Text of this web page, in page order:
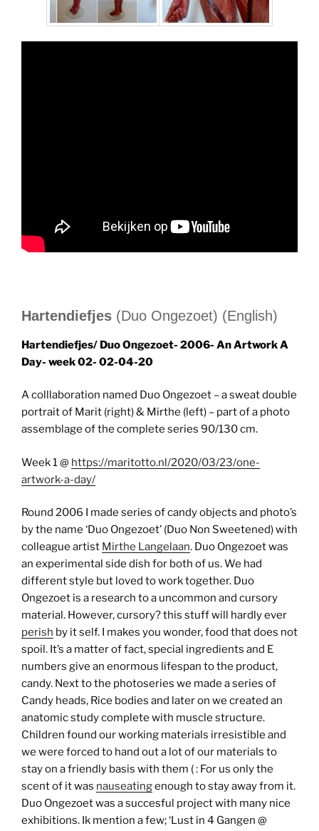
Hartendiefjes (Duo Ongezoet) (English)
Hartendiefjes/ Duo Ongezoet- 2006- An Artwork A
Day- week 02- 02-04-20
A colllaboration named Duo Ongezoet – a sweat double
portrait of Marit (right) & Mirthe (left) – part of a photo
assemblage of the complete series 90/130 cm.
Week 1 @ https://maritotto.nl/2020/03/23/one-
artwork-a-day/
Round 2006 I made series of candy objects and photo’s
by the name ‘Duo Ongezoet’ (Duo Non Sweetened) with
colleague artist Mirthe Langelaan. Duo Ongezoet was
an experimental side dish for both of us. We had
different style but loved to work together. Duo
Ongezoet is a research to a uncommon and cursory
material. However, cursory? this stuff will hardly ever
perish by it self. I makes you wonder, food that does not
spoil. It’s a matter of fact, special ingredients and E
numbers give an enormous lifespan to the product,
candy. Next to the photoseries we made a series of
Candy heads, Rice bodies and later on we created an
anatomic study complete with muscle structure.
Children found our working materials irresistible and
we were forced to hand out a lot of our materials to
stay on a friendly basis with them ( : For us only the
scent of it was nauseatingenough to stay away from it.
Duo Ongezoet was a succesful project with many nice
exhibitions. Ik mention a few; ‘Lust in 4 Gangen @